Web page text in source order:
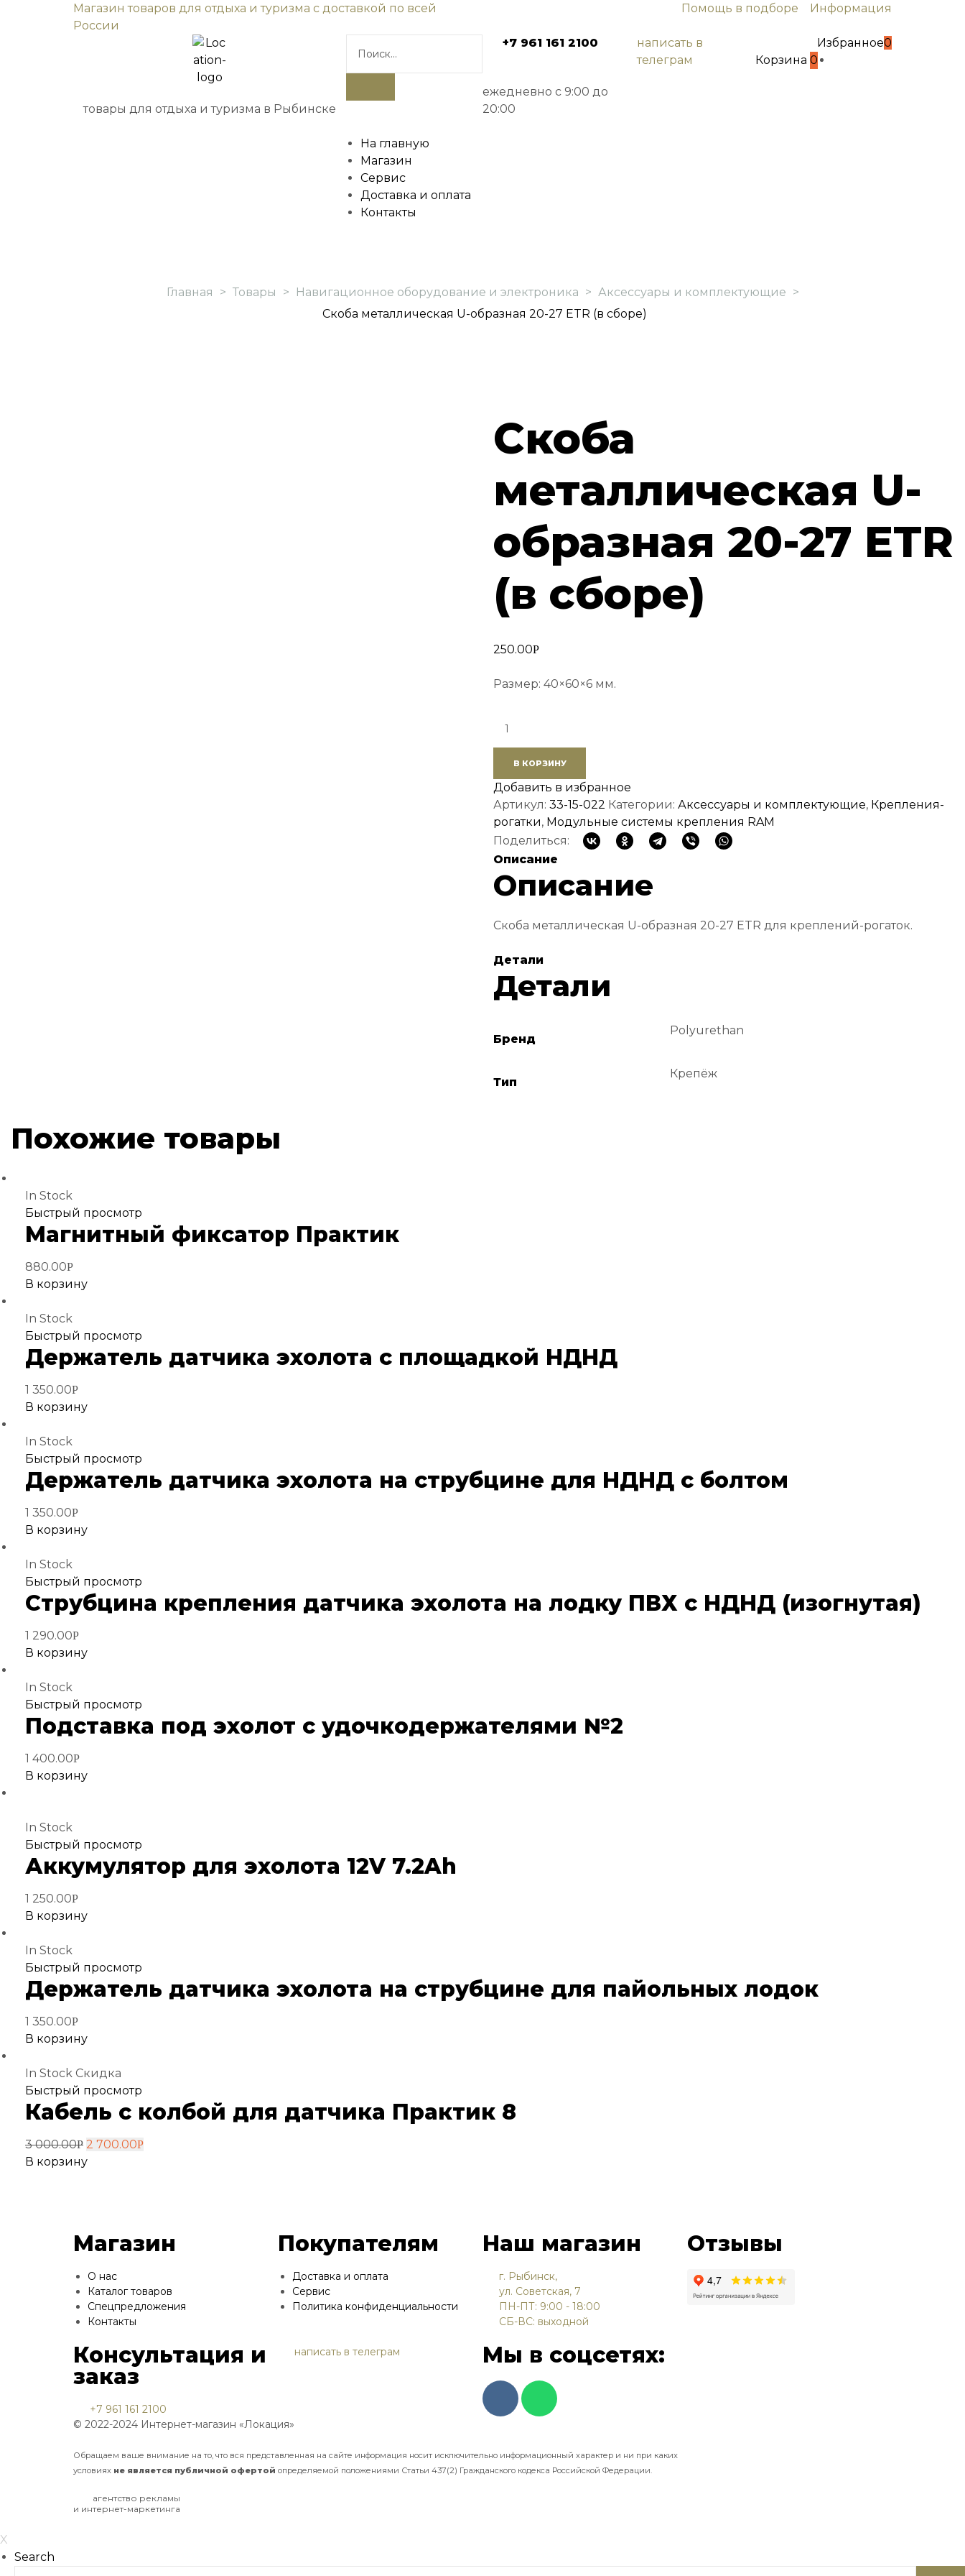
Магазин товаров для отдыха и туризма с доставкой по всей
России
Помощь в подборе Информация
товары для отдыха и туризма в Рыбинске
+7 961 161 2100
ежедневно с 9:00 до
20:00
написать в
телеграм
Избранное0
Корзина 0
На главную
Магазин
Сервис
Доставка и оплата
Контакты
Главная > Товары > Навигационное оборудование и электроника > Аксессуары и комплектующие >
Скоба металлическая U-образная 20-27 ETR (в сборе)
Скоба
металлическая U-
образная 20-27 ETR
(в сборе)
250.00Р
Размер: 40×60×6 мм.
В КОРЗИНУ
Добавить в избранное
Артикул: 33-15-022 Категории: Аксессуары и комплектующие, Крепления-
рогатки, Модульные системы крепления RAM
Поделиться:
Описание
Описание
Скоба металлическая U-образная 20-27 ETR для креплений-рогаток.
Детали
Детали
Бренд
Polyurethan
Тип
Крепёж
Похожие товары
In Stock
Добавить
в
Быстрый просмотр
Магнитный фиксатор Практик
880.00Р
В корзину
In Stock
Добавить
в
избранное
Быстрый просмотр
Держатель датчика эхолота с площадкой НДНД
1 350.00Р
В корзину
In Stock
Добавить
в
избранное
Быстрый просмотр
Держатель датчика эхолота на струбцине для НДНД с болтом
1 350.00Р
В корзину
In Stock
Добавить
в
избранное
Быстрый просмотр
Струбцина крепления датчика эхолота на лодку ПВХ с НДНД (изогнутая)
1 290.00Р
В корзину
In Stock
Добавить
в
избранное
Быстрый просмотр
Подставка под эхолот с удочкодержателями №2
1 400.00Р
В корзину
In Stock
Добавить
в
избранное
Быстрый просмотр
Аккумулятор для эхолота 12V 7.2Ah
1 250.00Р
В корзину
In Stock
Добавить
в
избранное
Быстрый просмотр
Держатель датчика эхолота на струбцине для пайольных лодок
1 350.00Р
В корзину
In Stock Скидка
Добавить
в
Быстрый просмотр
Кабель с колбой для датчика Практик 8
3 000.00Р 2 700.00Р
В корзину
Магазин
О нас
Каталог товаров
Спецпредложения
Контакты
Покупателям
Доставка и оплата
Сервис
Политика конфиденциальности
Наш магазин
г. Рыбинск,
ул. Советская, 7
ПН-ПТ: 9:00 - 18:00
СБ-ВС: выходной
Отзывы
Консультация и
заказ
+7 961 161 2100
написать в телеграм Мы в соцсетях:
© 2022-2024 Интернет-магазин «Локация»
Обращаем ваше внимание на то, что вся представленная на сайте информация носит исключительно информационный характер и ни при каких
условиях не является публичной офертой определяемой положениями Статьи 437(2) Гражданского кодекса Российской Федерации.
агентство рекламы
и интернет-маркетинга
X
Search